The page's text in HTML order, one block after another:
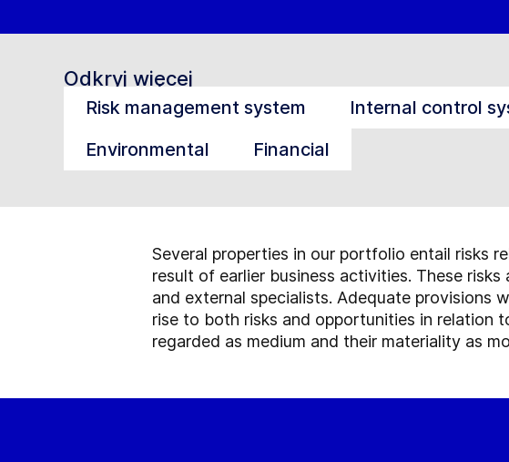
Odkryj więcej
Risk management system Internal control
Environmental
Financial
Several properties in our portfolio entail risks
result of earlier business activities. These
and external specialists. Adequate provisions
rise to both risks and opportunities in relation
regarded as medium and their materiality as